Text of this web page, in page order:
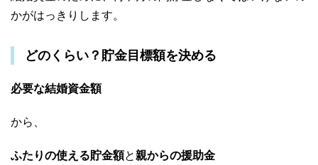
かがはっきりします。
どのくらい？貯金目標額を決める
必要な結婚資金額
から、
ふたりの使える貯金額と親からの援助金